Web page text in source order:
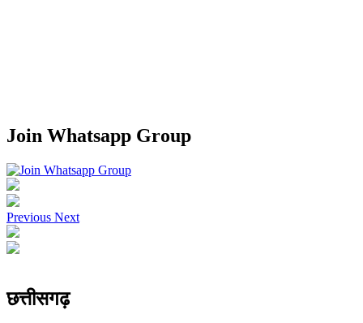
Join Whatsapp Group
Previous Next
छत्तीसगढ़